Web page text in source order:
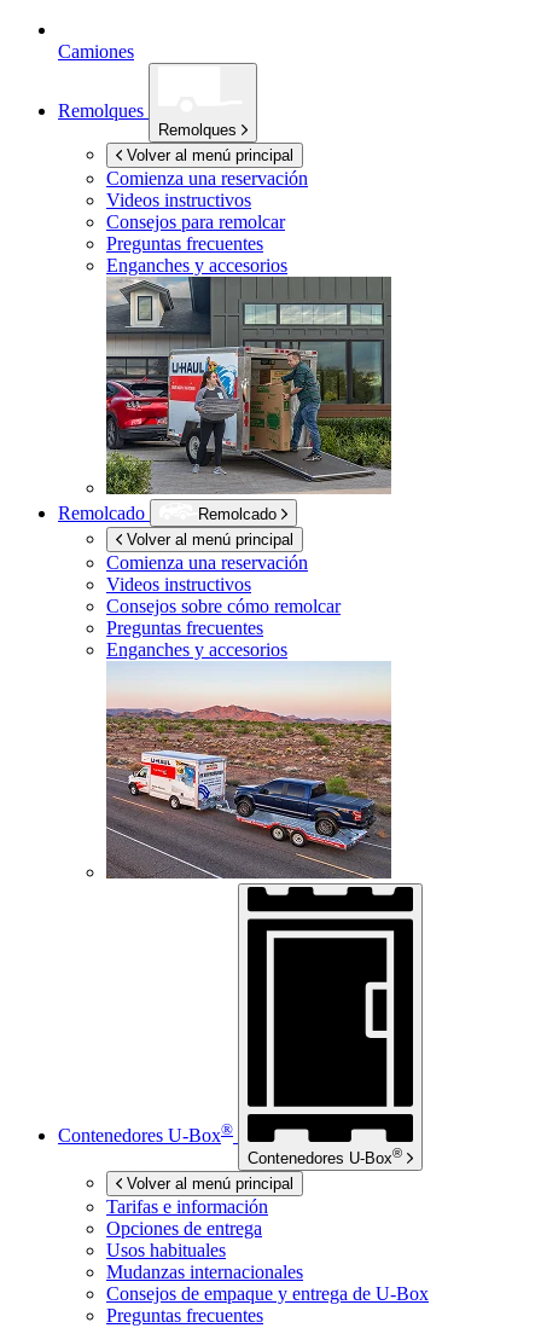
Camiones
Remolques
Remolques
Volver al menú principal
Comienza una reservación
Videos instructivos
Consejos para remolcar
Preguntas frecuentes
Enganches y accesorios
Remolcado
Remolcado
Volver al menú principal
Comienza una reservación
Videos instructivos
Consejos sobre cómo remolcar
Preguntas frecuentes
Enganches y accesorios
Contenedores U-Box®
Contenedores U-Box®
Volver al menú principal
Tarifas e información
Opciones de entrega
Usos habituales
Mudanzas internacionales
Consejos de empaque y entrega de U-Box
Preguntas frecuentes